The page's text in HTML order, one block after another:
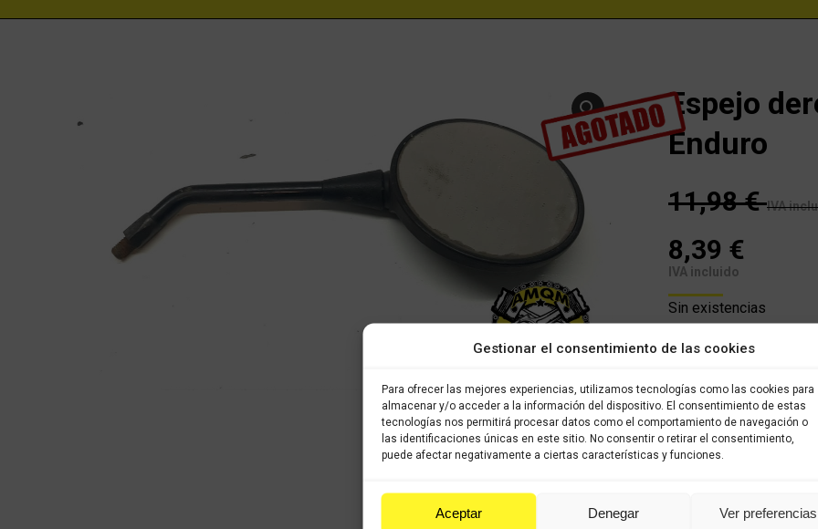
Gestionar el consentimiento de las cookies
Para ofrecer las mejores experiencias, utilizamos tecnologías como las cookies para
almacenar y/o acceder a la información del dispositivo. El consentimiento de estas
tecnologías nos permitirá procesar datos como el comportamiento de navegación o
las identificaciones únicas en este sitio. No consentir o retirar el consentimiento,
puede afectar negativamente a ciertas características y funciones.
Aceptar Denegar Ver preferencias
Espejo
Enduro
11,98€ IVA
8,39 €
IVA incluido
Sin existencias
Este es un recambio
almacenado en nuestro
brevedad posible.
sido verificados y
con garantía.
Categorías: KTM-640cc